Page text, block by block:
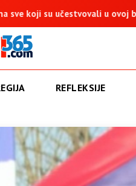
učestvovali u ovoj borbi
REFLEKSIJE